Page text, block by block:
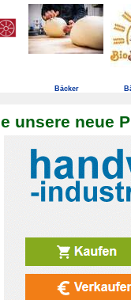
Bäcker
unsere neue